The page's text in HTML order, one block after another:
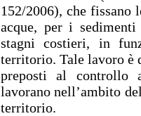
152/2006), che
acque, per i
stagni costieri, in
territorio. Tale lavoro è
preposti al controllo
lavorano nell’ambito
territorio.